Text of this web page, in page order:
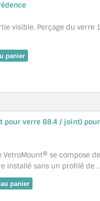
visible. Perçage du
pour verre 88.4 / joint)
VetroMount® se compose
installé sans un profilé de